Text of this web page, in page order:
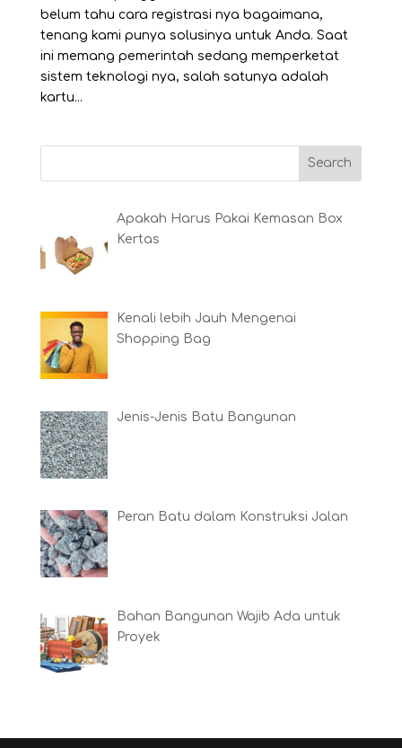
belum tahu cara registrasi nya bagaimana,
tenang kami punya solusinya untuk Anda. Saat
ini memang pemerintah sedang memperketat
sistem teknologi nya, salah satunya adalah
kartu...
Apakah Harus Pakai Kemasan Box
Kertas
Kenali lebih Jauh Mengenai
Shopping Bag
Jenis-Jenis Batu Bangunan
Peran Batu dalam Konstruksi Jalan
Bahan Bangunan Wajib Ada untuk
Proyek